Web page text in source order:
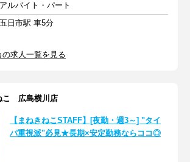
アルバイト・パート
五日市駅 車5分
求人一覧を見る
こ 広島横川店
【まねきねこSTAFF】[夜勤・週3～] "タイ
パ重視派"必見★長期×安定勤務ならココ◎